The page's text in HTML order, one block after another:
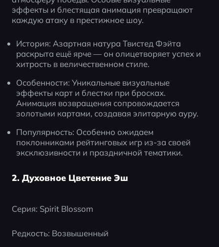
эффекты и блестящая анимация превращают
каждую атаку в престижное шоу.
История: Азартная натура Твистед Фэйта
раскрыта ещё ярче — он олицетворяет успех и
хитрость в величественном стиле.
Особенности: Уникальные визуальные
эффекты карт и блестки при бросках.
Анимация возвращения сопровождается
золотыми картами, создавая элитарную ауру.
Популярность: Особенно ожидаем
поклонниками рейтинговых игр из-за своей
эксклюзивности и праздничной тематики.
2. Духовное Цветение Эш
Серия: Spirit Blossom
Редкость: Возвышенный